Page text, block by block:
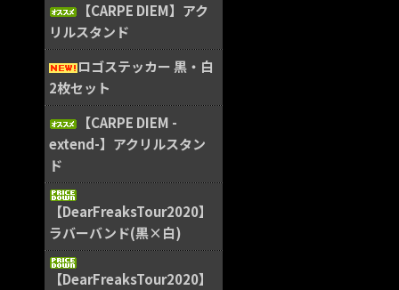
【CARPE DIEM】アク
リルスタンド
ロゴステッカー 黒・白
2枚セット
【CARPE DIEM -
extend-】アクリルスタン
ド
【DearFreaksTour2020】
ラバーバンド(黒×白)
【DearFreaksTour2020】